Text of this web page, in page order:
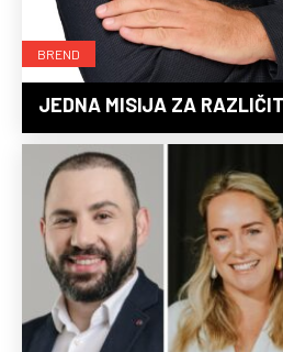
BREND
JEDNA MISIJA ZA